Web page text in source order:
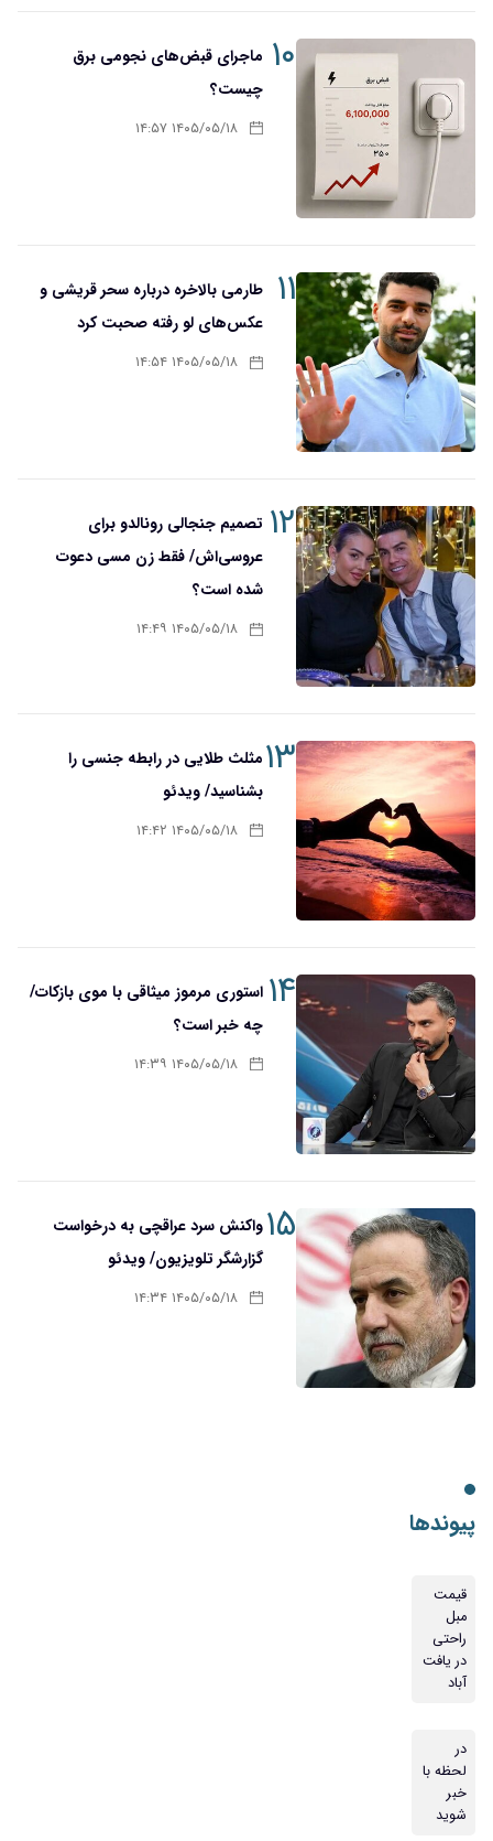
۱۰ ماجرای قبض‌های نجومی برق
چیست؟
۱۴۰۵/۰۵/۱۸ ۱۴:۵۷
۱۱
طارمی بالاخره درباره سحر قریشی و
عکس‌های لو رفته صحبت کرد
۱۴۰۵/۰۵/۱۸ ۱۴:۵۴
۱۲ تصمیم جنجالی رونالدو برای
عروسی‌اش/ فقط زن مسی دعوت
شده است؟
۱۴۰۵/۰۵/۱۸ ۱۴:۴۹
۱۳مثلث طلایی در رابطه جنسی را
بشناسید/ ویدئو
۱۴۰۵/۰۵/۱۸ ۱۴:۴۲
۱۴ استوری مرموز میثاقی با موی بازکات/
چه خبر است؟
۱۴۰۵/۰۵/۱۸ ۱۴:۳۹
۱۵واکنش سرد عراقچی به درخواست
گزارشگر تلویزیون/ ویدئو
۱۴۰۵/۰۵/۱۸ ۱۴:۳۴
پیوندها
قیمت
مبل
راحتی
در یافت
آباد
در
لحظه با
خبر
شوید